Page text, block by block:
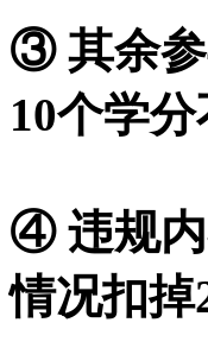
③ 其余参
10个学分
④ 违规内
情况扣掉